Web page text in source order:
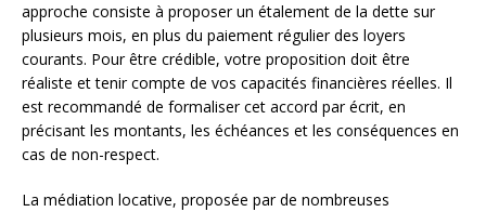
approche consiste à proposer un étalement de la dette sur
plusieurs mois, en plus du paiement régulier des loyers
courants. Pour être crédible, votre proposition doit être
réaliste et tenir compte de vos capacités financières réelles. Il
est recommandé de formaliser cet accord par écrit, en
précisant les montants, les échéances et les conséquences en
cas de non-respect.
La médiation locative, proposée par de nombreuses